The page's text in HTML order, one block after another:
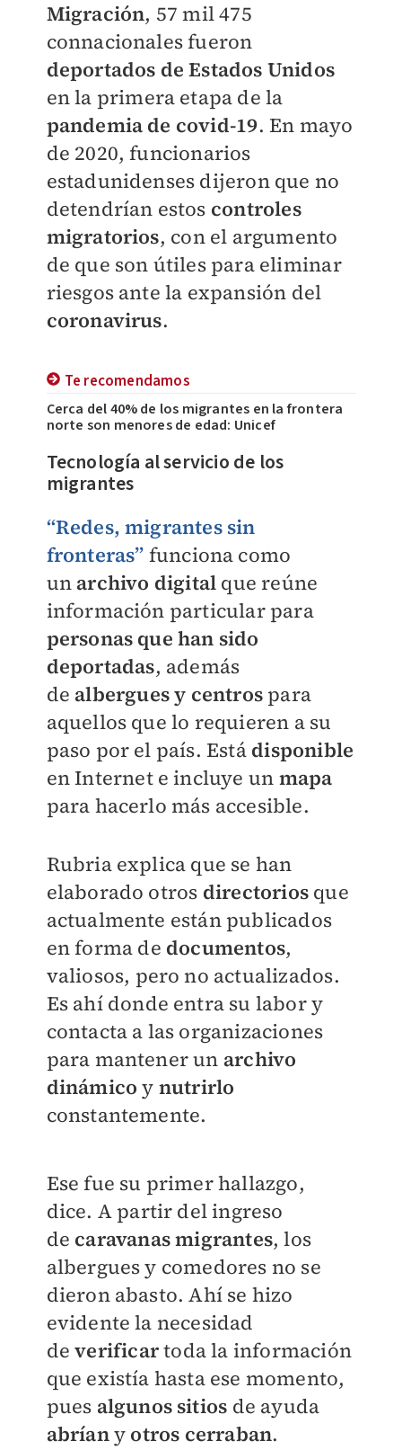
Migración, 57 mil 475
connacionales fueron
deportados de Estados Unidos
en la primera etapa de la
pandemia de covid-19. En mayo
de 2020, funcionarios
estadunidenses dijeron que no
detendrían estos controles
migratorios, con el argumento
de que son útiles para eliminar
riesgos ante la expansión del
coronavirus.
Te recomendamos
Cerca del 40% de los migrantes en la frontera
norte son menores de edad: Unicef
Tecnología al servicio de los
migrantes
“Redes, migrantes sin
fronteras” funciona como
un archivo digital que reúne
información particular para
personas que han sido
deportadas, además
de albergues y centrospara
aquellos que lo requieren a su
paso por el país. Está disponible
en Internet e incluye un mapa
para hacerlo más accesible.
Rubria explica que se han
elaborado otros directoriosque
actualmente están publicados
en forma de documentos,
valiosos, pero no actualizados.
Es ahí donde entra su labor y
contacta a las organizaciones
para mantener un archivo
dinámico y nutrirlo
constantemente.
Ese fue su primer hallazgo,
dice. A partir del ingreso
de caravanas migrantes, los
albergues y comedores no se
dieron abasto. Ahí se hizo
evidente la necesidad
deverificartoda la información
que existía hasta ese momento,
pues algunos sitios de ayuda
abríany otros cerraban.